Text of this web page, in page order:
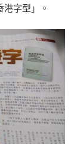
字型」。